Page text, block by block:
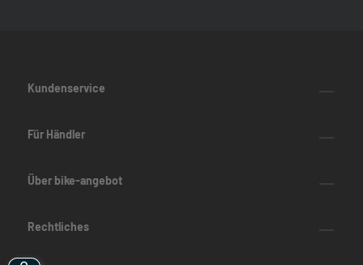
Kundenservice
Für Händler
Über bike-angebot
Rechtliches